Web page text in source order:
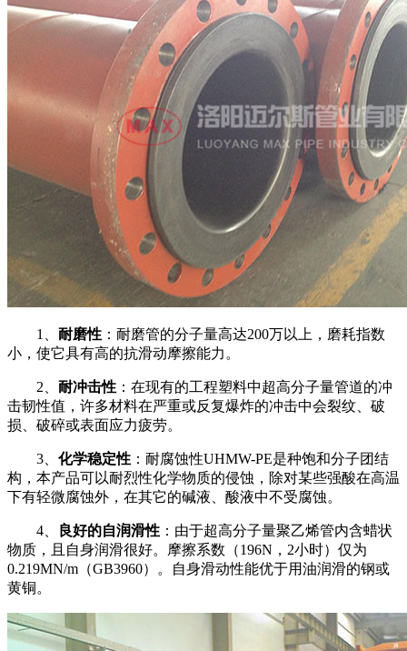
1 耐磨性 ：耐磨管的分子量高达200万以上，磨耗指数
小，使它具有高的抗滑动摩擦能力。
2 耐冲击性 ：在现有的工程塑料中超高分子量管道的冲
击韧性值，许多材料在严重或反复爆炸的冲击中会裂纹、破
损、破碎或表面应力疲劳。
3 化学稳定性 ：耐腐蚀性UHMW-PE是种饱和分子团结
构，本产品可以耐烈性化学物质的侵蚀，除对某些强酸在高温
下有轻微腐蚀外，在其它的碱液、酸液中不受腐蚀。
4 良好的自润滑性 ：由于超高分子量聚乙烯管内含蜡状
物质，且自身润滑很好。摩擦系数（196N ， 2小时）仅为
0.219MN/m （GB3960）。自身滑动性能优于用油润滑的钢或
黄铜。